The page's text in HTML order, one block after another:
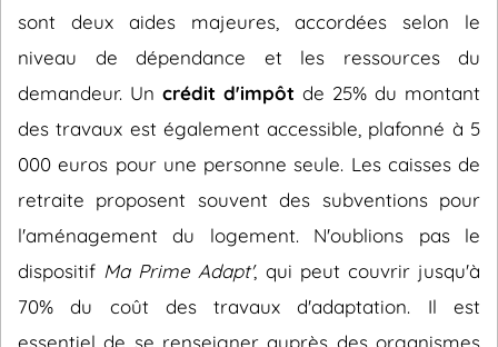
sont deux aides majeures, accordées selon le
niveau de dépendance et les ressources du
demandeur. Un crédit d'impôt de 25% du montant
des travaux est également accessible, plafonné à 5
000 euros pour une personne seule. Les caisses de
retraite proposent souvent des subventions pour
l'aménagement du logement. N'oublions pas le
dispositif Ma Prime Adapt', qui peut couvrir jusqu'à
70% du coût des travaux d'adaptation. Il est
essentiel de se renseigner auprès des organismes